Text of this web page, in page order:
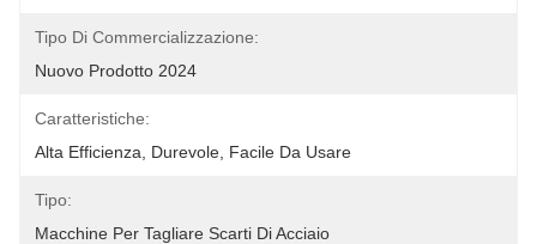
Tipo Di Commercializzazione:
Nuovo Prodotto 2024
Caratteristiche:
Alta Efficienza, Durevole, Facile Da Usare
Tipo:
Macchine Per Tagliare Scarti Di Acciaio